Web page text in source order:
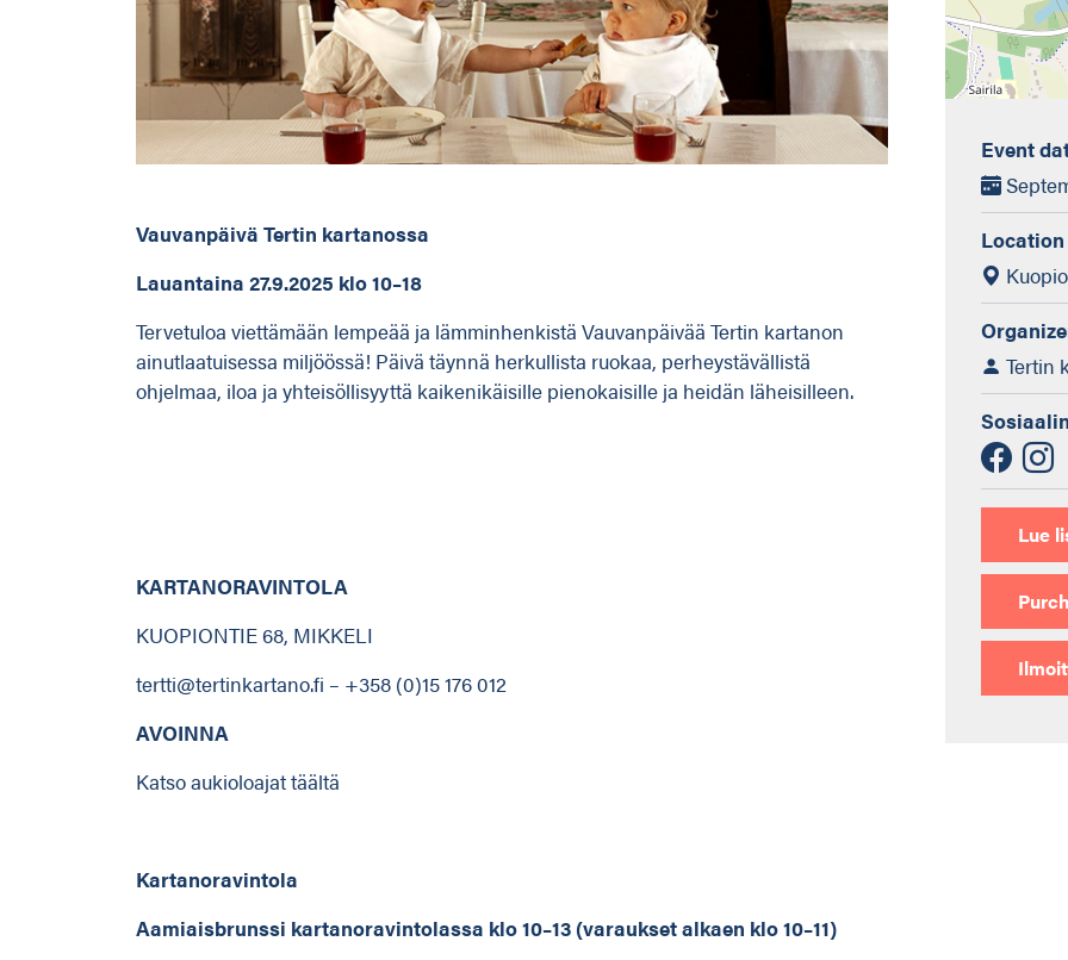
Vauvanpäivä Tertin kartanossa
Lauantaina 27.9.2025 klo 10–18
Tervetuloa viettämään lempeää ja lämminhenkistä Vauvanpäivää Tertin kartanon
ainutlaatuisessa miljöössä! Päivä täynnä herkullista ruokaa, perheystävällistä
ohjelmaa, iloa ja yhteisöllisyyttä kaikenikäisille pienokaisille ja heidän läheisilleen.
KARTANORAVINTOLA
KUOPIONTIE 68, MIKKELI
tertti@tertinkartano.fi – +358 (0)15 176 012
AVOINNA
Katso aukioloajat täältä
Kartanoravintola
Aamiaisbrunssi kartanoravintolassa klo 10–13 (varaukset alkaen klo 10–11)
Event
Location
Tertin
Lue